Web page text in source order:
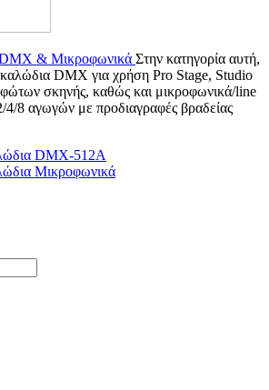
& Μικροφωνικά Στην κατηγορία αυτή,
καλώδια DMX για χρήση Pro Stage, Studio
σκηνής, καθώς και μικροφωνικά/line
4/8 αγωγών με προδιαγραφές βραδείας
DMX-512A
Μικροφωνικά